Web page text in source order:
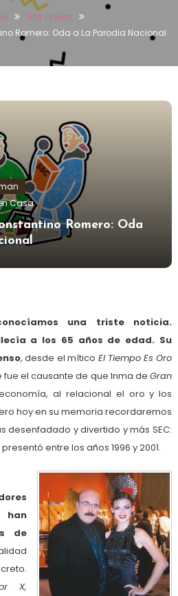
625 Líneas
Romero: Oda a La Parodia Nacional
Casa
Romero: Oda
una triste noticia.
a los 65 años de edad. Su
, desde el mítico El Tiempo Es Oro
el causante de que Inma deGran
al relacional el oro y los
hoy en su memoria recordaremos
desenfadado y divertido y más SEC:
entre los años 1996 y 2001.
han
de
X,